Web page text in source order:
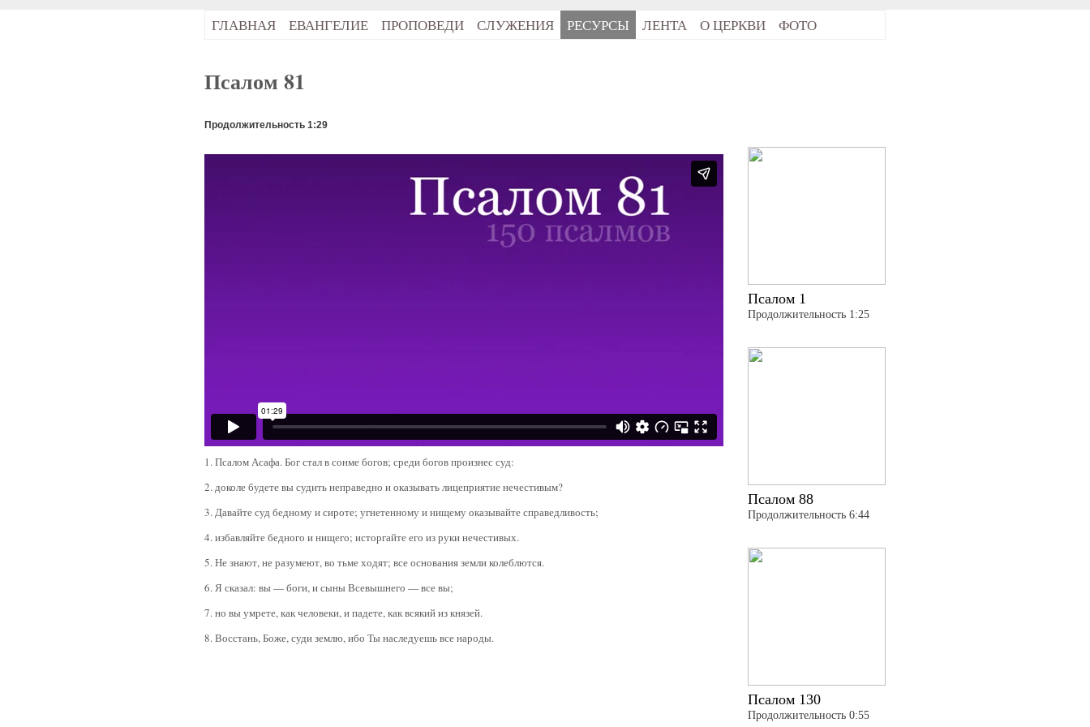
ГЛАВНАЯ ЕВАНГЕЛИЕ ПРОПОВЕДИ СЛУЖЕНИЯ РЕСУРСЫ ЛЕНТА О ЦЕРКВИ ФОТО
Псалом 81
Продолжительность 1:29
1. Псалом Асафа. Бог стал в сонме богов; среди богов произнес суд:
2. доколе будете вы судить неправедно и оказывать лицеприятие нечестивым?
3. Давайте суд бедному и сироте; угнетенному и нищему оказывайте справедливость;
4. избавляйте бедного и нищего; исторгайте его из руки нечестивых.
5. Не знают, не разумеют, во тьме ходят; все основания земли колеблются.
6. Я сказал: вы — боги, и сыны Всевышнего — все вы;
7. но вы умрете, как человеки, и падете, как всякий из князей.
8. Восстань, Боже, суди землю, ибо Ты наследуешь все народы.
Псалом 1
Продолжительность 1:25
Псалом 88
Продолжительность 6:44
Псалом 130
Продолжительность 0:55